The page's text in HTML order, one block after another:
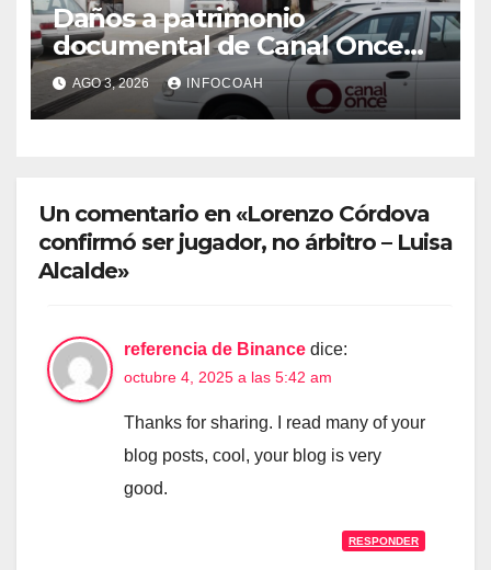
Daños a patrimonio
documental de Canal Once
tras ocupación de
instalaciones
AGO 3, 2026 INFOCOAH
Un comentario en «Lorenzo Córdova
confirmó ser jugador, no árbitro – Luisa
Alcalde»
referencia de Binance dice:
octubre 4, 2025 a las 5:42 am
Thanks for sharing. I read many of your
blog posts, cool, your blog is very
good.
RESPONDER